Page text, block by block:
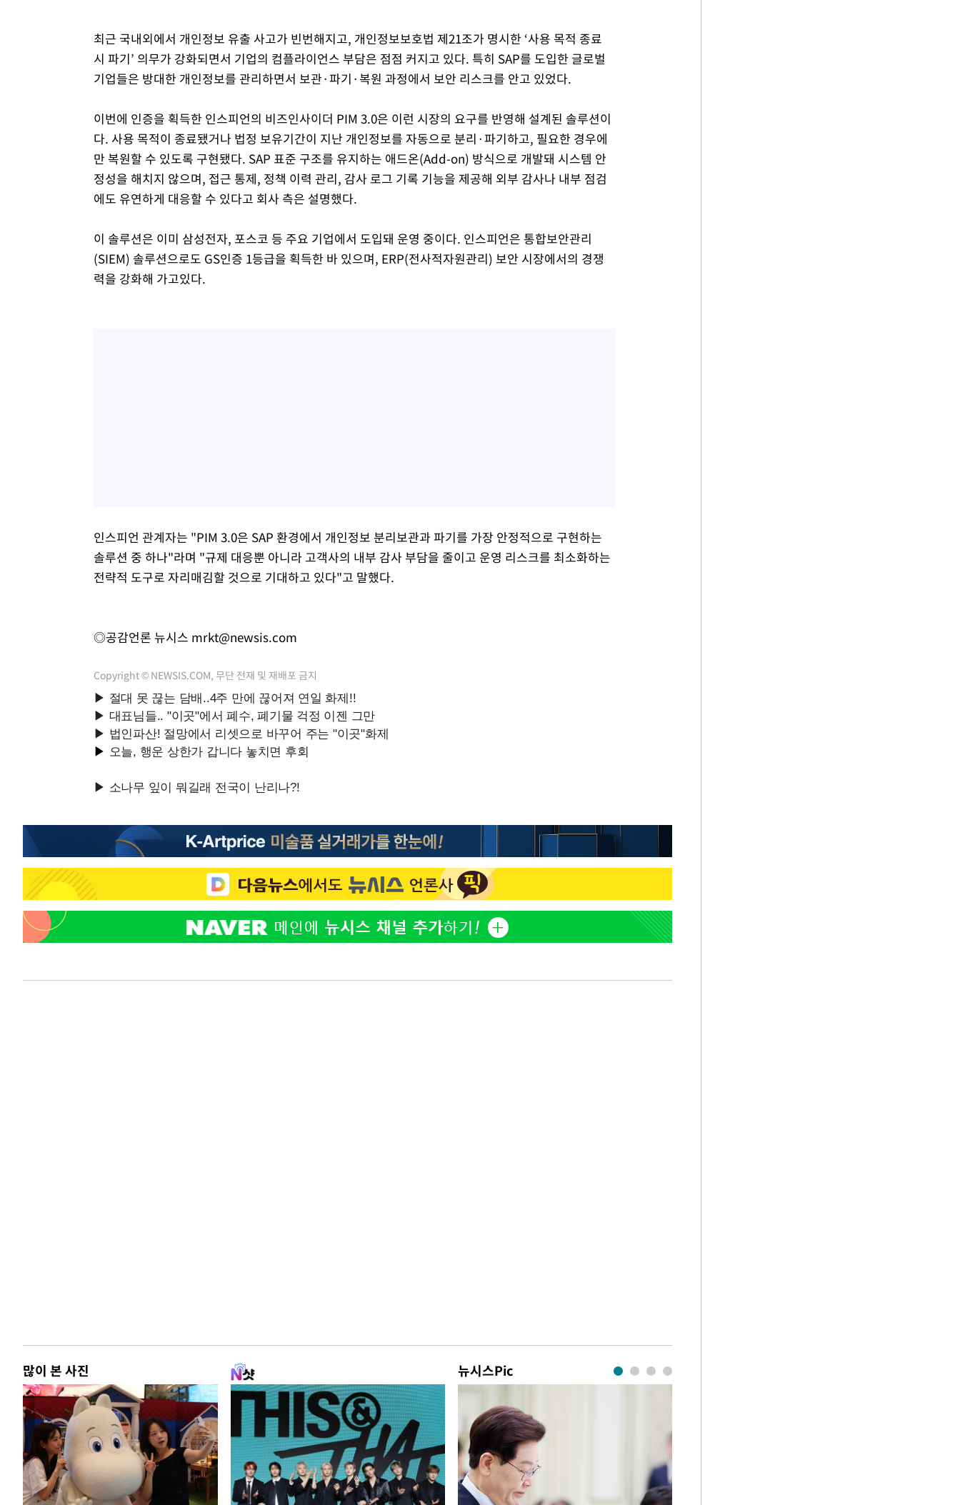
최근 국내외에서 개인정보 유출 사고가 빈번해지고, 개인정보보호법 제21조가 명시한 ‘사용 목적 종료
시 파기’ 의무가 강화되면서 기업의 컴플라이언스 부담은 점점 커지고 있다. 특히 SAP를 도입한 글로벌
기업들은 방대한 개인정보를 관리하면서 보관·파기·복원 과정에서 보안 리스크를 안고 있었다.
이번에 인증을 획득한 인스피언의 비즈인사이더 PIM 3.0은 이런 시장의 요구를 반영해 설계된 솔루션이
다. 사용 목적이 종료됐거나 법정 보유기간이 지난 개인정보를 자동으로 분리·파기하고, 필요한 경우에
만 복원할 수 있도록 구현됐다. SAP 표준 구조를 유지하는 애드온(Add-on) 방식으로 개발돼 시스템 안
정성을 해치지 않으며, 접근 통제, 정책 이력 관리, 감사 로그 기록 기능을 제공해 외부 감사나 내부 점검
에도 유연하게 대응할 수 있다고 회사 측은 설명했다.
이 솔루션은 이미 삼성전자, 포스코 등 주요 기업에서 도입돼 운영 중이다. 인스피언은 통합보안관리
(SIEM) 솔루션으로도 GS인증 1등급을 획득한 바 있으며, ERP(전사적자원관리) 보안 시장에서의 경쟁
력을 강화해 가고있다.
인스피언 관계자는 "PIM 3.0은 SAP 환경에서 개인정보 분리보관과 파기를 가장 안정적으로 구현하는
솔루션 중 하나"라며 "규제 대응뿐 아니라 고객사의 내부 감사 부담을 줄이고 운영 리스크를 최소화하는
전략적 도구로 자리매김할 것으로 기대하고 있다"고 말했다.
◎공감언론 뉴시스 mrkt@newsis.com
Copyright © NEWSIS.COM, 무단 전재 및 재배포 금지
많이 본 사진 뉴시스Pic